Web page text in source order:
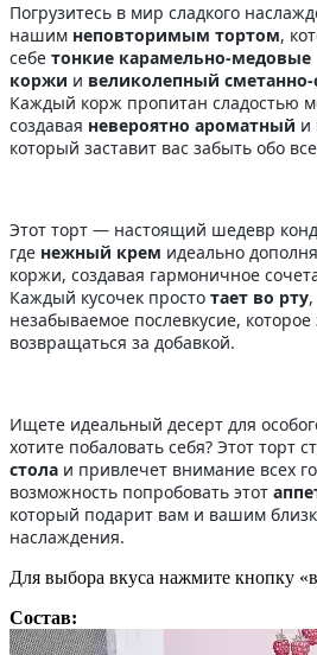
Погрузитесь в мир сладкого
нашим неповторимым тортом,
себе тонкие карамельно-медовые
коржи и великолепный
Каждый корж пропитан сладостью
создавая невероятно ароматный и
который заставит вас забыть обо
Этот торт — настоящий шедевр
где нежный крем идеально
коржи, создавая гармоничное
Каждый кусочек просто тает во рту
незабываемое послевкусие, которое
возвращаться за добавкой.
Ищете идеальный десерт для
хотите побаловать себя? Этот торт
стола и привлечет внимание всех
возможность попробовать этот
который подарит вам и вашим
наслаждения.
Для выбора вкуса нажмите кнопку
Состав: